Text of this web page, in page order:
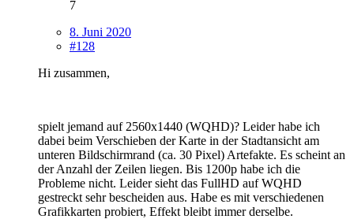
7
8. Juni 2020
#128
Hi zusammen,
spielt jemand auf 2560x1440 (WQHD)? Leider habe ich
dabei beim Verschieben der Karte in der Stadtansicht am
unteren Bildschirmrand (ca. 30 Pixel) Artefakte. Es scheint an
der Anzahl der Zeilen liegen. Bis 1200p habe ich die
Probleme nicht. Leider sieht das FullHD auf WQHD
gestreckt sehr bescheiden aus. Habe es mit verschiedenen
Grafikkarten probiert, Effekt bleibt immer derselbe.